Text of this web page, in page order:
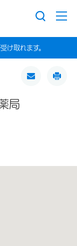
け取れます。
局